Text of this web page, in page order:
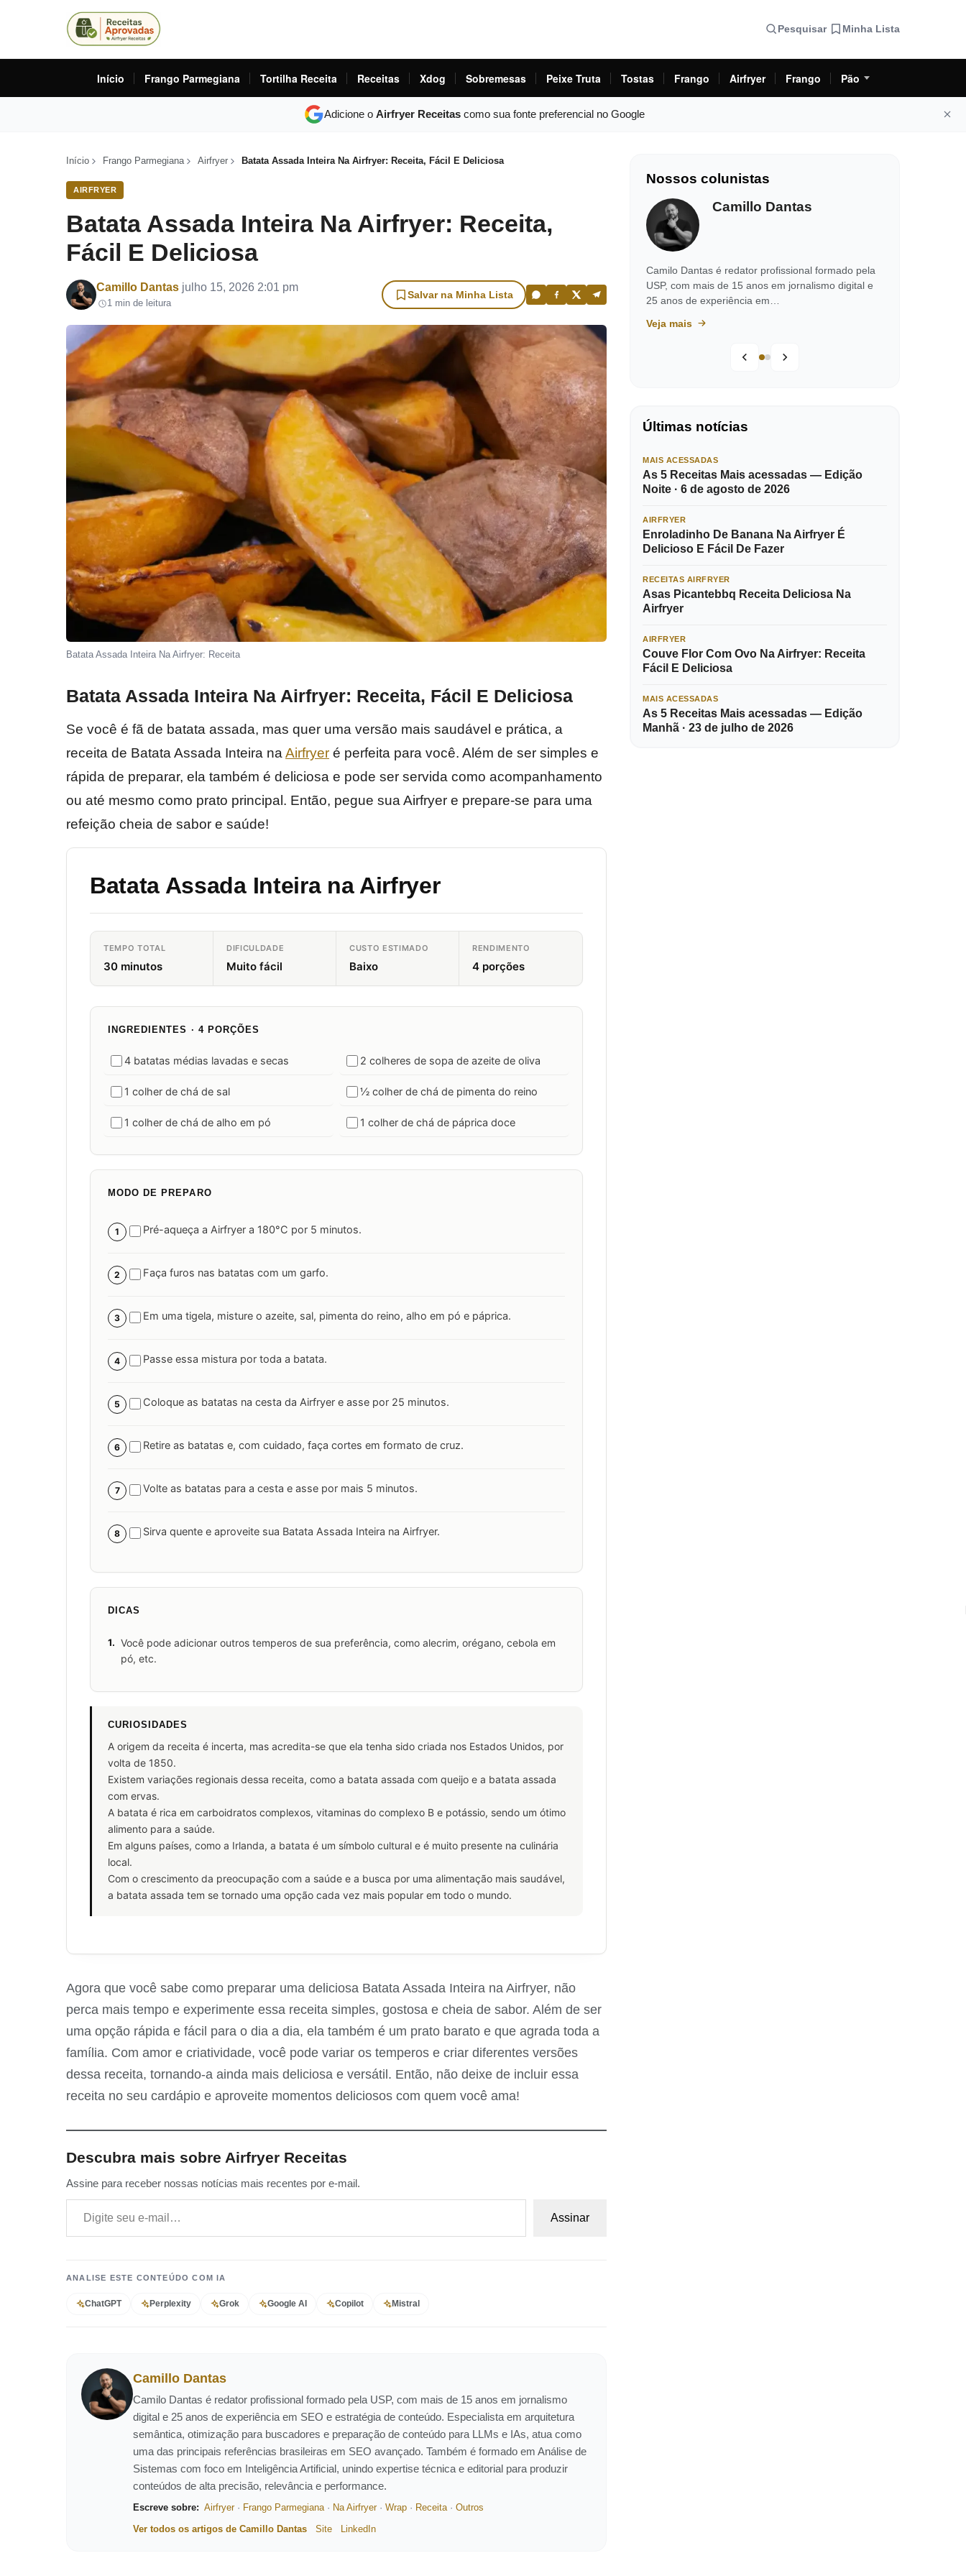
Pesquisar Minha Lista
Início Frango Parmegiana Tortilha Receita Receitas Xdog Sobremesas Peixe Truta Tostas Frango Airfryer Frango Pão
Adicione o Airfryer Receitas como sua fonte preferencial no Google
Início Frango Parmegiana Airfryer Batata Assada Inteira Na Airfryer: Receita, Fácil E Deliciosa
AIRFRYER
Batata Assada Inteira Na Airfryer: Receita,
Fácil E Deliciosa
Por
Camillo Dantas julho 15, 2026 2:01 pm
1 min de leitura
Salvar na Minha Lista
Batata Assada Inteira Na Airfryer: Receita
Batata Assada Inteira Na Airfryer: Receita, Fácil E Deliciosa
Se você é fã de batata assada, mas quer uma versão mais saudável e prática, a
receita de Batata Assada Inteira na Airfryer é perfeita para você. Além de ser simples e
rápida de preparar, ela também é deliciosa e pode ser servida como acompanhamento
ou até mesmo como prato principal. Então, pegue sua Airfryer e prepare-se para uma
refeição cheia de sabor e saúde!
Batata Assada Inteira na Airfryer
TEMPO TOTAL
30 minutos
DIFICULDADE
Muito fácil
CUSTO ESTIMADO
Baixo
RENDIMENTO
4 porções
INGREDIENTES · 4 PORÇÕES
4 batatas médias lavadas e secas 2 colheres de sopa de azeite de oliva
1 colher de chá de sal ½ colher de chá de pimenta do reino
1 colher de chá de alho em pó 1 colher de chá de páprica doce
MODO DE PREPARO
1 Pré-aqueça a Airfryer a 180°C por 5 minutos.
2 Faça furos nas batatas com um garfo.
3 Em uma tigela, misture o azeite, sal, pimenta do reino, alho em pó e páprica.
4 Passe essa mistura por toda a batata.
5 Coloque as batatas na cesta da Airfryer e asse por 25 minutos.
6 Retire as batatas e, com cuidado, faça cortes em formato de cruz.
7 Volte as batatas para a cesta e asse por mais 5 minutos.
8 Sirva quente e aproveite sua Batata Assada Inteira na Airfryer.
DICAS
1. Você pode adicionar outros temperos de sua preferência, como alecrim, orégano, cebola em
pó, etc.
CURIOSIDADES
A origem da receita é incerta, mas acredita-se que ela tenha sido criada nos Estados Unidos, por
volta de 1850.
Existem variações regionais dessa receita, como a batata assada com queijo e a batata assada
com ervas.
A batata é rica em carboidratos complexos, vitaminas do complexo B e potássio, sendo um ótimo
alimento para a saúde.
Em alguns países, como a Irlanda, a batata é um símbolo cultural e é muito presente na culinária
local.
Com o crescimento da preocupação com a saúde e a busca por uma alimentação mais saudável,
a batata assada tem se tornado uma opção cada vez mais popular em todo o mundo.
Agora que você sabe como preparar uma deliciosa Batata Assada Inteira na Airfryer, não
perca mais tempo e experimente essa receita simples, gostosa e cheia de sabor. Além de ser
uma opção rápida e fácil para o dia a dia, ela também é um prato barato e que agrada toda a
família. Com amor e criatividade, você pode variar os temperos e criar diferentes versões
dessa receita, tornando-a ainda mais deliciosa e versátil. Então, não deixe de incluir essa
receita no seu cardápio e aproveite momentos deliciosos com quem você ama!
Descubra mais sobre Airfryer Receitas
Assine para receber nossas notícias mais recentes por e-mail.
Digite seu e-mail…
Assinar
ANALISE ESTE CONTEÚDO COM IA
ChatGPT Perplexity Grok Google AI Copilot Mistral
Camillo Dantas
Camilo Dantas é redator profissional formado pela USP, com mais de 15 anos em jornalismo
digital e 25 anos de experiência em SEO e estratégia de conteúdo. Especialista em arquitetura
semântica, otimização para buscadores e preparação de conteúdo para LLMs e IAs, atua como
uma das principais referências brasileiras em SEO avançado. Também é formado em Análise de
Sistemas com foco em Inteligência Artificial, unindo expertise técnica e editorial para produzir
conteúdos de alta precisão, relevância e performance.
Escreve sobre: Airfryer· Frango Parmegiana · Na Airfryer· Wrap · Receita · Outros
Ver todos os artigos de Camillo Dantas
Site LinkedIn
Nossos colunistas
Camillo Dantas
Camilo Dantas é redator profissional formado pela
USP, com mais de 15 anos em jornalismo digital e
25 anos de experiência em…
Veja mais
Últimas notícias
MAIS ACESSADAS
As 5 Receitas Mais acessadas — Edição
Noite · 6 de agosto de 2026
AIRFRYER
Enroladinho De Banana Na Airfryer É
Delicioso E Fácil De Fazer
RECEITAS AIRFRYER
Asas Picantebbq Receita Deliciosa Na
Airfryer
AIRFRYER
Couve Flor Com Ovo Na Airfryer: Receita
Fácil E Deliciosa
MAIS ACESSADAS
As 5 Receitas Mais acessadas — Edição
Manhã · 23 de julho de 2026